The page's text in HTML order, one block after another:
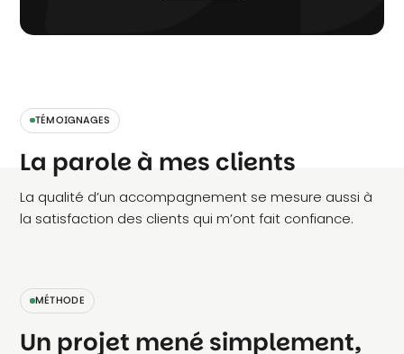
TÉMOIGNAGES
La parole à mes clients
La qualité d’un accompagnement se mesure aussi à
la satisfaction des clients qui m’ont fait confiance.
MÉTHODE
Un projet mené simplement,